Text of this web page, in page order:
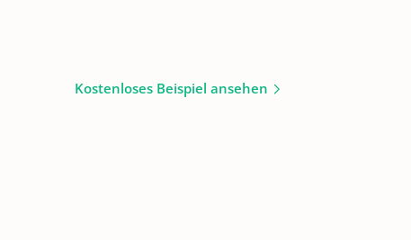
Kostenloses Beispiel ansehen